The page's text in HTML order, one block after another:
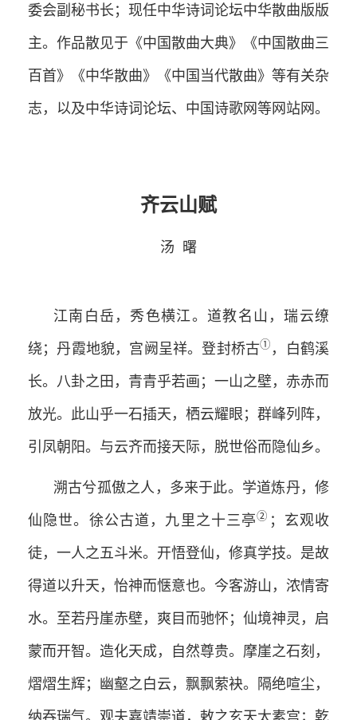
委会副秘书长；现任中华诗词论坛中华散曲版版
主。作品散见于《中国散曲大典》《中国散曲三
百首》《中华散曲》《中国当代散曲》等有关杂
志，以及中华诗词论坛、中国诗歌网等网站网。
齐云山赋
汤 曙
江南白岳，秀色横江。道教名山，瑞云缭
绕；丹霞地貌，宫阙呈祥。登封桥古① ，白鹤溪
长。八卦之田，青青乎若画；一山之壁，赤赤而
放光。此山乎一石插天，栖云耀眼；群峰列阵，
引凤朝阳。与云齐而接天际，脱世俗而隐仙乡。
溯古兮孤傲之人，多来于此。学道炼丹，修
仙隐世。徐公古道，九里之十三亭② ；玄观收
徒，一人之五斗米。开悟登仙，修真学技。是故
得道以升天，怡神而惬意也。今客游山，浓情寄
水。至若丹崖赤壁，爽目而驰怀；仙境神灵，启
蒙而开智。造化天成，自然尊贵。摩崖之石刻，
熠熠生辉；幽壑之白云，飘飘萦袂。隔绝喧尘，
纳吞瑞气。观夫嘉靖崇道，敕之玄天太素宫；乾